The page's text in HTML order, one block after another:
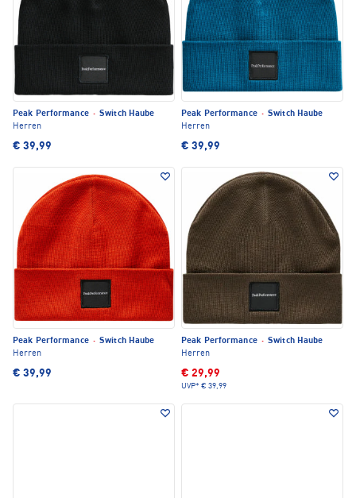
Peak Performance · Switch Haube
Herren
€ 39,99
Peak Performance · Switch Haube
Herren
€ 39,99
Peak Performance · Switch Haube
Herren
€ 39,99
Peak Performance · Switch Haube
Herren
€ 29,99
UVP* € 39,99